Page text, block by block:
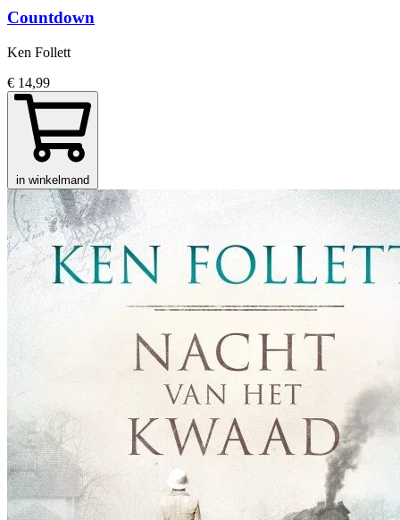
Countdown
Ken Follett
€ 14,99
in winkelmand